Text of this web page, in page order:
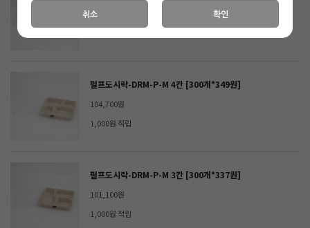
104,700원
펄프도시락-DRM-P-M 4칸 [300개*349원]
104,700원
1,000원 적립
펄프도시락-DRM-P-M 3칸 [300개*337원]
101,100원
1,000원 적립
취소 확인